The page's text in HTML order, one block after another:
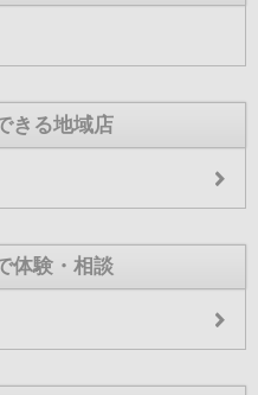
きる地域店
体験・相談